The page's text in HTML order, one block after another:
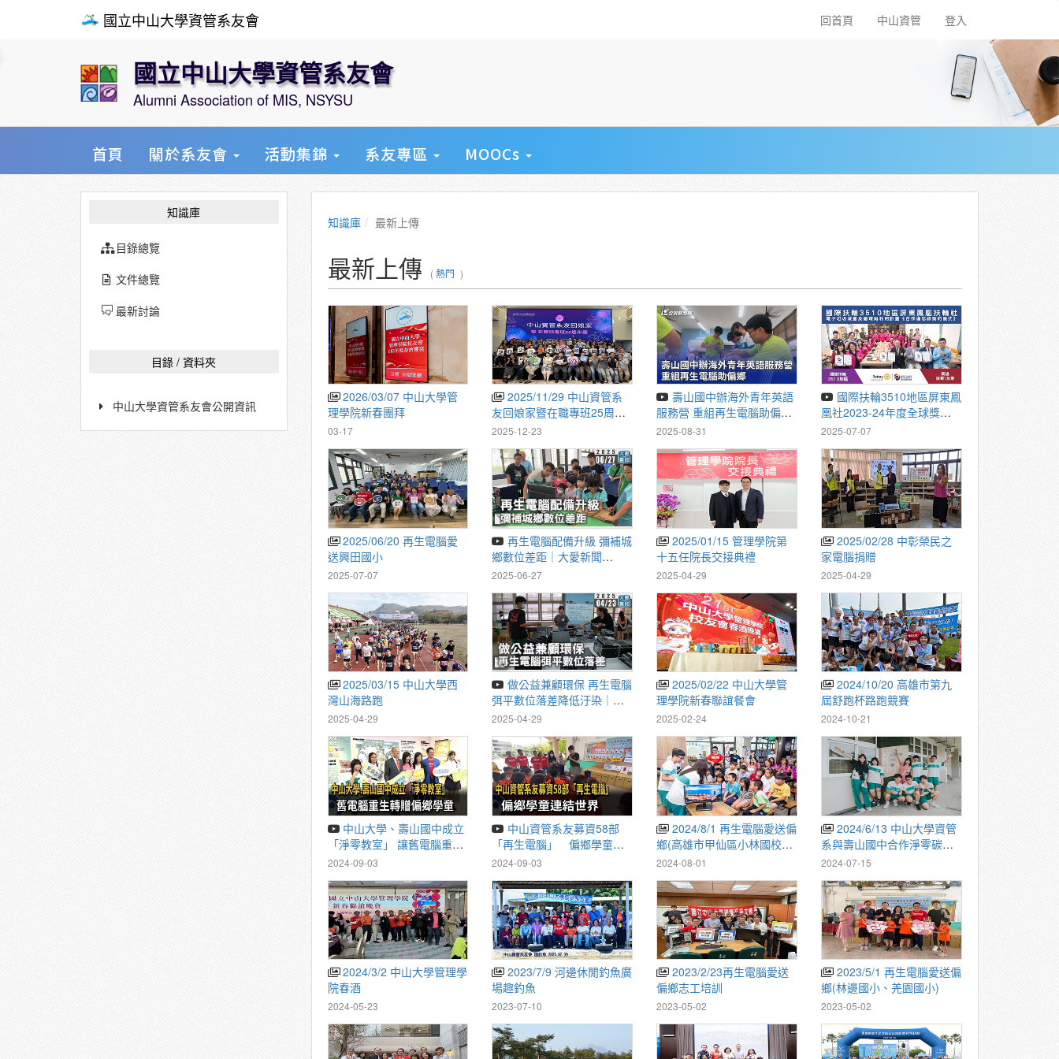
國立中山大學資管系友會 回首頁 中山資管 登入
國立中山大學資管系友會
Alumni Association of MIS, NSYSU
首頁 關於系友會 活動集錦 系友專區 MOOCs
知識庫
目錄總覽
文件總覽
最新討論
目錄 / 資料夾
中山大學資管系友會公開資訊
知識庫 最新上傳
最新上傳 (熱門 )
2026/03/07 中山大學管
理學院新春團拜
03-17
2025/11/29 中山資管系
友回娘家暨在職專班25周年
慶
2025-12-23
服務營 重組再生電腦助偏鄉
｜20250831 公視晚間新聞
2025-08-31
凰社2023-24年度全球獎助
金《電子垃圾減量及循環再
2025-07-07
2025/06/20 再生電腦愛
送興田國小
2025-07-07
鄉數位差距｜大愛新聞
@DaaiWorldNews
2025-06-27
2025/01/15 管理學院第
十五任院長交接典禮
2025-04-29
2025/02/28 中彰榮民之
家電腦捐贈
2025-04-29
2025/03/15 中山大學西
灣山海路跑
2025-04-29
弭平數位落差降低汙染｜大
愛新聞 @DaaiWorldNews
2025-04-29
2025/02/22 中山大學管
理學院新春聯誼餐會
2025-02-24
2024/10/20 高雄市第九
屆舒跑杯路跑競賽
2024-10-21
中山大學、壽山國中成立
「淨零教室」 讓舊電腦重生
－民視新聞
2024-09-03
「再生電腦」 偏鄉學童連
結世界－民視新聞
2024-09-03
2024/8/1 再生電腦愛送偏
鄉(高雄市甲仙區小林國校、
杉林區月美國小)
2024-08-01
2024/6/13 中山大學資管
系與壽山國中合作淨零碳排
計畫
2024-07-15
2024/3/2 中山大學管理學
院春酒
2024-05-23
2023/7/9 河邊休閒釣魚廣
場趣釣魚
2023-07-10
2023/2/23再生電腦愛送
偏鄉志工培訓
2023-05-02
2023/5/1 再生電腦愛送偏
鄉(林邊國小、羌園國小)
2023-05-02